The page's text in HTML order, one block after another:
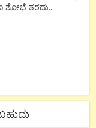
ಶೋಭೆ ತರದು..